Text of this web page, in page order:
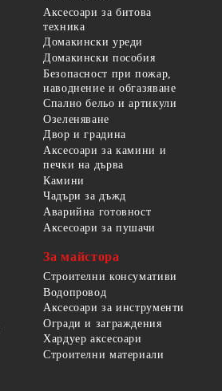
Аксесоари за битова
техника
Домакински уреди
Домакински пособия
Безопасност при пожар,
наводнение и обгазяване
Спално бельо и артикули
Озеленяване
Двор и градина
Аксесоари за камини и
печки на дърва
Камини
Чадъри за дъжд
Аварийна готовност
Аксесоари за пушачи
За майстора
Строителни консумативи
Водопровод
Аксесоари за инструменти
Огради и заграждения
Хардуер аксесоари
Строителни материали